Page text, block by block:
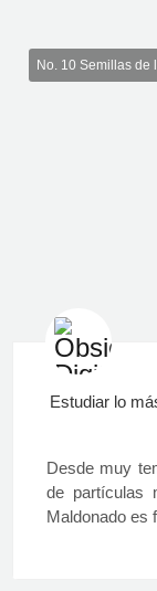
No. 10 Semillas de
Estudiar lo
Desde muy
de partículas
Maldonado es